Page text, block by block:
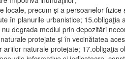
locale, precum şi a persoanelor
în planurile urbanistice;
degrada mediul prin depozitări
protejate şi în vecinătatea
naturale protejate; 17.obligaţia